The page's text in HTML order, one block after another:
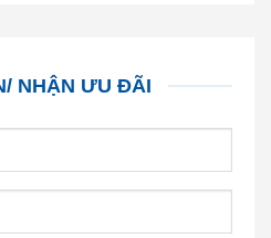
NHẬN ƯU ĐÃI